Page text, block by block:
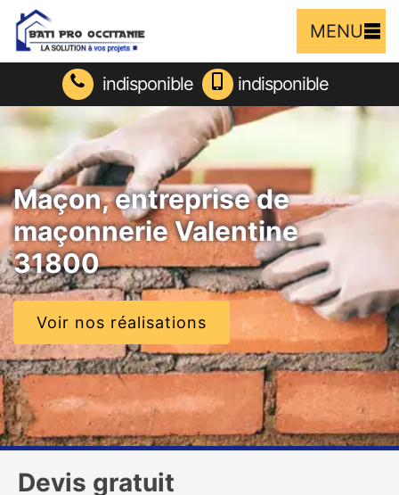
MENU
indisponible indisponible
Maçon, entreprise de
maçonnerie Valentine
31800
Voir nos réalisations
Devis gratuit